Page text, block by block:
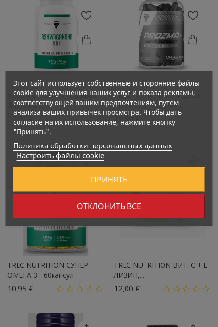
TREC NUTRITION Пищевая
Добавка...
17,91 €Цена
TREC NUTRITION Пищевая
Добавка PROZMA+...
19,90 €Цена
TREC NUTRITION СУПЕР
ОМЕГА-3 - 60капсул
10,95 €
TREC NUTRITION ВИТ. С + L-
ЛИЗИН,...
12,00 €
Этот сайт использует собственные и сторонние файлы
cookie для улучшения наших услуг и показа рекламы,
соответствующей вашим предпочтениям, путем
анализа ваших привычек просмотра. Чтобы дать
согласие на их использование, нажмите кнопку
"Принять".
Политика обработки персональных данных
Настроить файлы cookie
ОТКЛОНИТЬ ВСЕ
ПРИНЯТЬ